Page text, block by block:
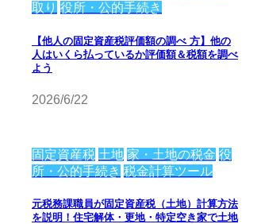
取り 役所・公的手続き
【他人の固定資産税評価額の調べ 方】他の
人はいくら払っているか評価額＆税額を調べ
よう
2026/6/22
固定資産税 土地 家・土地の税金 役
所・公的手続き 税金計算ツール
元税務課職員が固定資産税（土地）計算方法
を説明！住宅解体・更地・特定空き家で土地